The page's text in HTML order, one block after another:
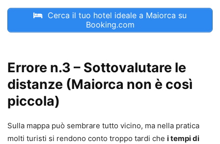
Cerca il tuo hotel ideale a Maiorca su
Booking.com
Errore n.3 – Sottovalutare le
distanze (Maiorca non è così
piccola)
Sulla mappa può sembrare tutto vicino, ma nella pratica
molti turisti si rendono conto troppo tardi che i tempi di